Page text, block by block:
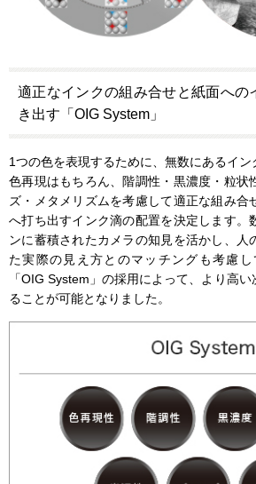
適正なインクの組み合せと紙面への
き出す「OIG System」
1つの色を表現するために、無数にあるイン
色再現はもちろん、階調性・黒濃度・粒状
ズ・メタメリズムを考慮して適正な組み合
へ打ち出すインク滴の配置を決定します。
ンに蓄積されたカメラの知見を活かし、人
た実際の見え方とのマッチングも考慮し
「OIG System」の採用によって、より高
ることが可能となりました。